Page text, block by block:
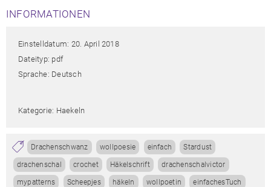
INFORMATIONEN
Einstelldatum: 20. April 2018
Dateityp: pdf
Sprache: Deutsch
Kategorie: Haekeln
Drachenschwanz wollpoesie einfach Stardust
drachenschal crochet Häkelschrift drachenschalvictor
mypatterns Scheepjes häkeln wollpoetin einfachesTuch